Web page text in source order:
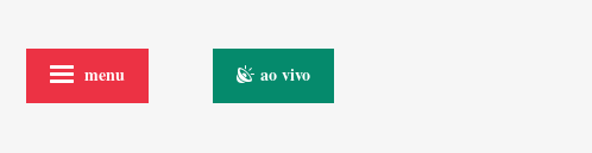
menu ao vivo